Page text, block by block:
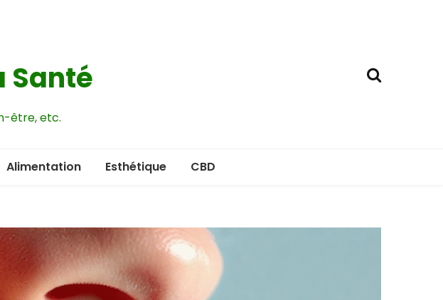
Santé
être, etc.
Alimentation Esthétique CBD